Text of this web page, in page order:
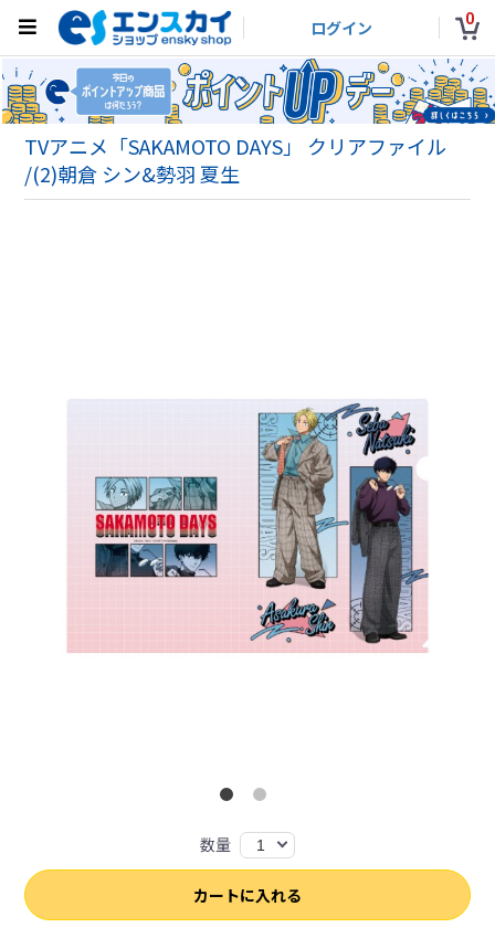
ログイン 0
TVアニメ「SAKAMOTO DAYS」 クリアファイル
/(2)朝倉 シン&勢羽 夏生
数量 1
カートに入れる